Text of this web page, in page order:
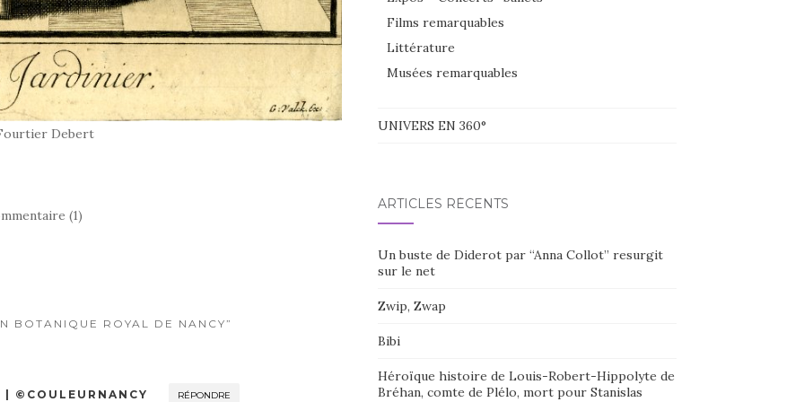
Debert
(1)
BOTANIQUE ROYAL DE NANCY”
©COULEURNANCY RÉPONDRE
Films remarquables
Littérature
Musées remarquables
UNIVERS EN 360°
ARTICLES RÉCENTS
Un buste de Diderot par “Anna Collot” resurgit
sur le net
Zwip, Zwap
Bibi
Héroïque histoire de Louis-Robert-Hippolyte de
Bréhan, comte de Plélo, mort pour Stanislas